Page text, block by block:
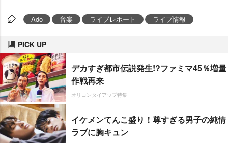
Ado 音楽 ライブレポート ライブ情報
PICK UP
デカすぎ都市伝説発生!?ファミマ45％増量
作戦再来
オリコンタイアップ特集
イケメンてんこ盛り！尊すぎる男子の純情
ラブに胸キュン